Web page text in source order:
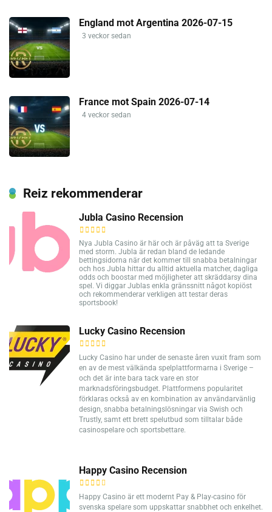
England mot Argentina 2026-07-15
3 veckor sedan
France mot Spain 2026-07-14
4 veckor sedan
Reiz rekommenderar
Jubla Casino Recension
Nya Jubla Casino är här och är påväg att ta Sverige
med storm. Jubla är redan bland de ledande
bettingsidorna när det kommer till snabba betalningar
och hos Jubla hittar du alltid aktuella matcher, dagliga
odds och boostar med möjligheter att skräddarsy dina
spel. Vi diggar Jublas enkla gränssnitt något kopiöst
och rekommenderar verkligen att testar deras
sportsbook!
Lucky Casino Recension
Lucky Casino har under de senaste åren vuxit fram som
en av de mest välkända spelplattformarna i Sverige –
och det är inte bara tack vare en stor
marknadsföringsbudget. Plattformens popularitet
förklaras också av en kombination av användarvänlig
design, snabba betalningslösningar via Swish och
Trustly, samt ett brett spelutbud som tilltalar både
casinospelare och sportsbettare.
Happy Casino Recension
Happy Casino är ett modernt Pay & Play-casino för
svenska spelare som uppskattar snabbhet och enkelhet.